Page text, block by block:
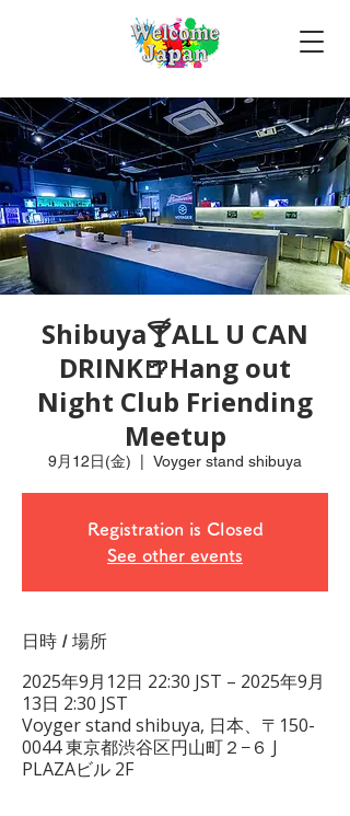
Shibuya🍸ALL U CAN
DRINK🍺Hang out
Night Club Friending
Meetup
9月12日(金) Voyger stand shibuya
Registration is Closed
See other events
日時 / 場所
2025年9月12日 22:30 JST – 2025年9月
13日 2:30 JST
Voyger stand shibuya, 日本、〒150-
0044 東京都渋谷区円山町２−６ J
PLAZAビル 2F